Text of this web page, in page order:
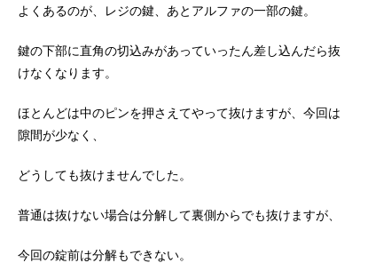
よくあるのが、レジの鍵、あとアルファの一部の鍵。
鍵の下部に直角の切込みがあっていったん差し込んだら抜
けなくなります。
ほとんどは中のピンを押さえてやって抜けますが、今回は
隙間が少なく、
どうしても抜けませんでした。
普通は抜けない場合は分解して裏側からでも抜けますが、
今回の錠前は分解もできない。